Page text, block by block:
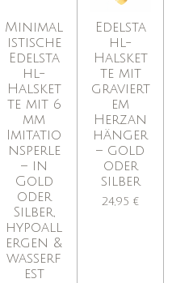
Minimal
istische
Edelsta
hl-
Halsket
te mit 6
mm
Imitatio
nsperle
– in
Gold
oder
Silber,
hypoall
ergen &
wasserf
est
Edelsta
hl-
Halsket
te mit
graviert
em
Herzan
hänger
– gold
oder
silber
24,95 €